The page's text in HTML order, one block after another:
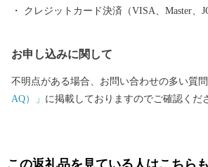
クレジットカード決済（VISA、Master、
お申し込みに関して
不明点がある場合、お問い合わせの多い質
AQ）」 に掲載しておりますのでご確認くだ
この返礼品を見ている人はこちら